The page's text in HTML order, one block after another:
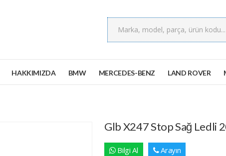
HAKKIMIZDA BMW MERCEDES-BENZ LAND ROVER
Glb X247 Stop Sağ Ledli
Bilgi Al Arayın